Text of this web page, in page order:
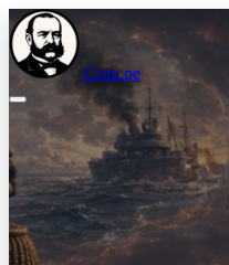
Grau.pe